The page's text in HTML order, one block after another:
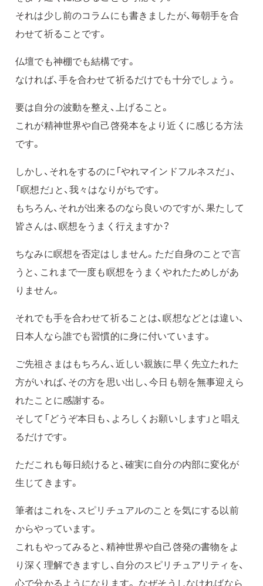
それは少し前のコラムにも書きましたが、毎朝手を合
わせて祈ることです。
仏壇でも神棚でも結構です。
なければ、手を合わせて祈るだけでも十分でしょう。
要は自分の波動を整え、上げること。
これが精神世界や自己啓発本をより近くに感じる方法
です。
しかし、それをするのに「やれマインドフルネスだ」、
「瞑想だ」と、我々はなりがちです。
もちろん、それが出来るのなら良いのですが、果たして
皆さんは、瞑想をうまく行えますか？
ちなみに瞑想を否定はしません。ただ自身のことで言
うと、これまで一度も瞑想をうまくやれたためしがあ
りません。
それでも手を合わせて祈ることは、瞑想などとは違い、
日本人なら誰でも習慣的に身に付いています。
ご先祖さまはもちろん、近しい親族に早く先立たれた
方がいれば、その方を思い出し、今日も朝を無事迎えら
れたことに感謝する。
そして「どうぞ本日も、よろしくお願いします」と唱え
るだけです。
ただこれも毎日続けると、確実に自分の内部に変化が
生じてきます。
筆者はこれを、スピリチュアルのことを気にする以前
からやっています。
これもやってみると、精神世界や自己啓発の書物をよ
り深く理解できますし、自分のスピリチュアリティを、
心で分かるようになります。 なぜそうしなければなら